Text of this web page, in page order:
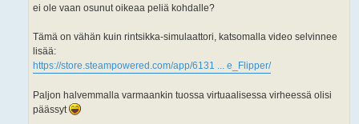
ei ole vaan osunut oikeaa peliä kohdalle?
Tämä on vähän kuin rintsikka-simulaattori, katsomalla video selvinnee
lisää:
https://store.steampowered.com/app/6131 ... e_Flipper/
Paljon halvemmalla varmaankin tuossa virtuaalisessa virheessä olisi
päässyt